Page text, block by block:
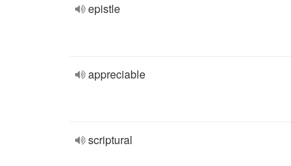
epistle
appreciable
scriptural